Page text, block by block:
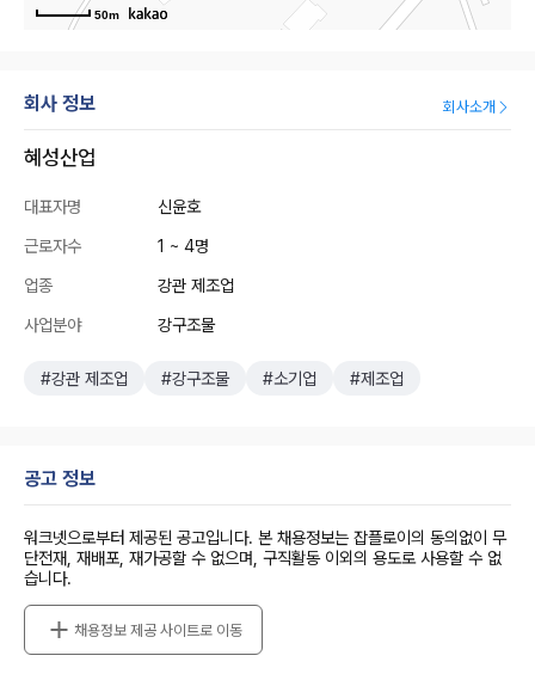
50m
회사 정보 회사소개
혜성산업
대표자명
신윤호
근로자수
1 ~ 4명
업종
강관 제조업
사업분야
강구조물
#강관 제조업 #강구조물 #소기업 #제조업
공고 정보
워크넷으로부터 제공된 공고입니다. 본 채용정보는 잡플로이의 동의없이 무
단전재, 재배포, 재가공할 수 없으며, 구직활동 이외의 용도로 사용할 수 없
습니다.
채용정보 제공 사이트로 이동